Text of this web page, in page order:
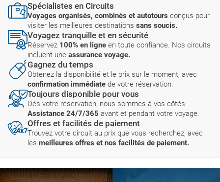
Spécialistes en Circuits
Voyages organisés, combinés et autotours conçus pour
visiter les meilleures destinations sans soucis.
Voyagez tranquille et en sécurité
Réservez 100% en ligne en toute confiance. Nos circuits
incluent une assurance voyage.
Gagnez du temps
Obtenez la disponibilité et le prix sur le moment, avec
confirmation immédiate de votre réservation.
Toujours disponible pour vous
Dès votre réservation, nous sommes à vos côtés.
Assistance 24/7/365 avant et pendant votre voyage.
Offres et facilités de paiement
Trouvez votre circuit au prix que vous recherchez, avec
les meilleures offres et nos facilités de paiement.